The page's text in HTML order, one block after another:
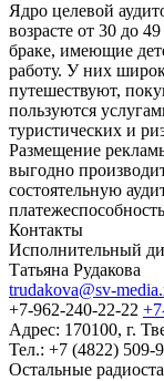
Ядро целевой
возрасте от 30 до
браке, имеющие
работу. У них
путешествуют,
пользуются
туристических и
Размещение
выгодно
состоятельную
Контакты
Исполнительный
Татьяна Рудакова
trudakova@sv-
+7-962-240-22-22
Адрес: 170100, г.
Тел.: +7 (4822) 509-
Остальные